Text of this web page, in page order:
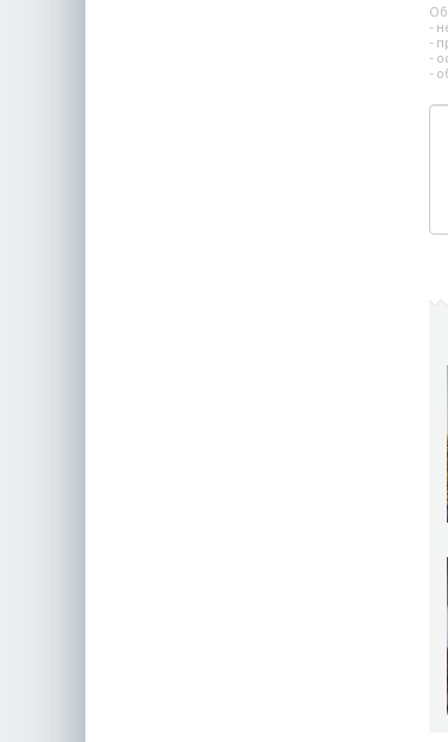
-
-
-
-